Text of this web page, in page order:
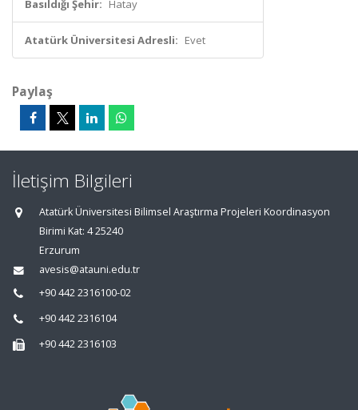
Basıldığı Şehir: Hatay
Atatürk Üniversitesi Adresli: Evet
Paylaş
İletişim Bilgileri
Atatürk Üniversitesi Bilimsel Araştırma Projeleri Koordinasyon
Birimi Kat: 4 25240
Erzurum
avesis@atauni.edu.tr
+90 442 2316100-02
+90 442 2316104
+90 442 2316103